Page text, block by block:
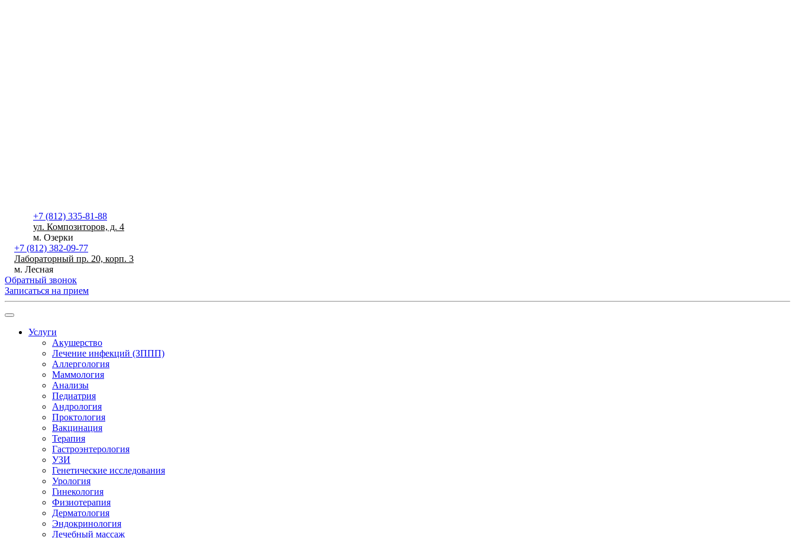
+7 (812) 335-81-88
ул. Композиторов, д. 4
м. Озерки
+7 (812) 382-09-77
Лабораторный пр. 20, корп. 3
м. Лесная
Обратный звонок
Записаться на прием
Услуги
Акушерство
Лечение инфекций (ЗППП)
Аллергология
Маммология
Анализы
Педиатрия
Андрология
Проктология
Вакцинация
Терапия
Гастроэнтерология
УЗИ
Генетические исследования
Урология
Гинекология
Физиотерапия
Дерматология
Эндокринология
Лечебный массаж